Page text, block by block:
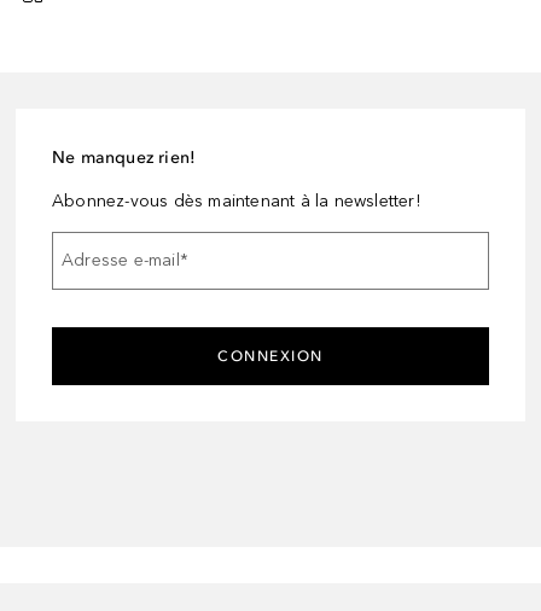
Ne manquez rien!
Abonnez-vous dès maintenant à la newsletter!
Adresse e-mail*
CONNEXION